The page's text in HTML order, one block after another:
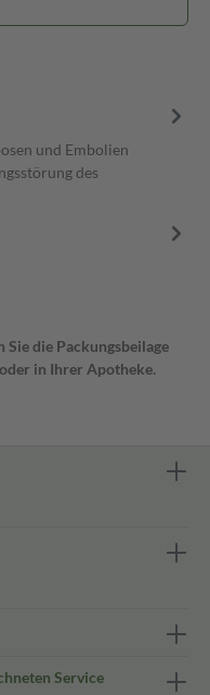
und Embolien
des
die Packungsbeilage
in Ihrer Apotheke.
Service